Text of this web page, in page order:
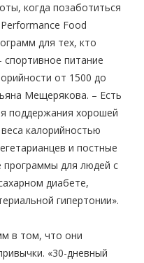
когда позаботиться
Food
для тех, кто
питание
от 1500 до
Мещерякова. – Есть
поддержания хорошей
калорийностью
и постные
программы для людей с
диабете,
гипертонии».
в том, что они
«30-дневный